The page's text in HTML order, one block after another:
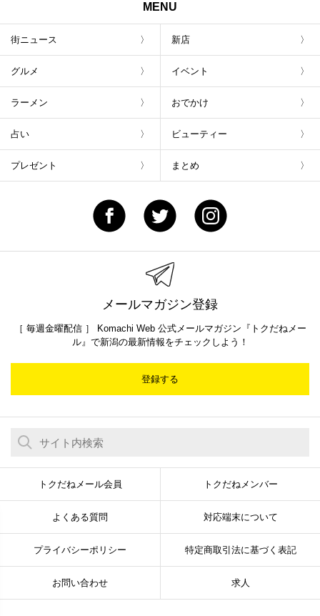
MENU
街ニュース 新店
グルメ イベント
ラーメン おでかけ
占い ビューティー
プレゼント まとめ
メールマガジン登録
［ 毎週金曜配信 ］ Komachi Web 公式メールマガジン『トクだねメー
ル』で新潟の最新情報をチェックしよう！
登録する
トクだねメール会員 トクだねメンバー
よくある質問 対応端末について
プライバシーポリシー 特定商取引法に基づく表記
お問い合わせ 求人